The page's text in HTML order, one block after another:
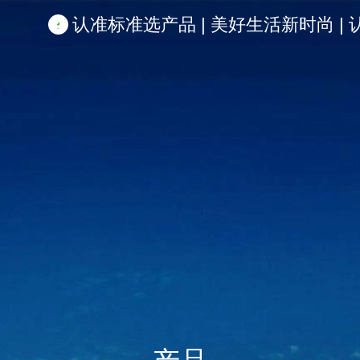
认准标准选产品 | 美好生活新时尚 |